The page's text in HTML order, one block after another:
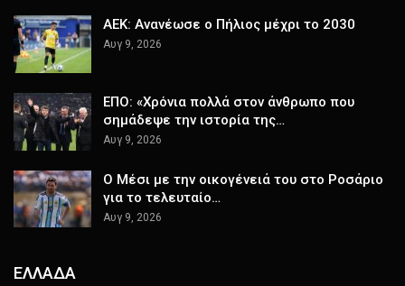
ΑΕΚ: Ανανέωσε ο Πήλιος μέχρι το 2030
Αυγ 9, 2026
ΕΠΟ: «Χρόνια πολλά στον άνθρωπο που
σημάδεψε την ιστορία της…
Αυγ 9, 2026
Ο Μέσι με την οικογένειά του στο Ροσάριο
για το τελευταίο…
Αυγ 9, 2026
ΕΛΛΑΔΑ